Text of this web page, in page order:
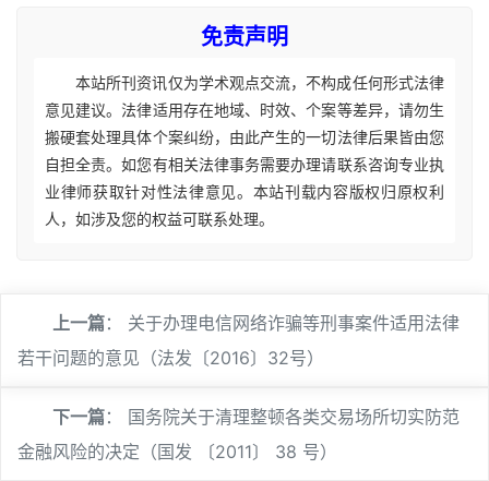
免责声明
本站所刊资讯仅为学术观点交流，不构成任何形式法律
意见建议。法律适用存在地域、时效、个案等差异，请勿生
搬硬套处理具体个案纠纷，由此产生的一切法律后果皆由您
自担全责。如您有相关法律事务需要办理请联系咨询专业执
业律师获取针对性法律意见。本站刊载内容版权归原权利
人，如涉及您的权益可联系处理。
上一篇： 关于办理电信网络诈骗等刑事案件适用法律
若干问题的意见（法发〔2016〕32号）
下一篇： 国务院关于清理整顿各类交易场所切实防范
金融风险的决定（国发 〔2011〕 38 号）